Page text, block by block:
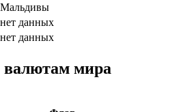
Мальдивы
нет данных
нет данных
валютам мира